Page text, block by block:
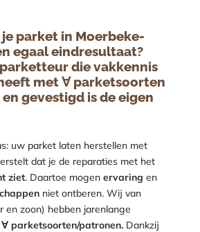
parket in Moerbeke-
egaal eindresultaat?
die vakkennis
met ∀ parketsoorten
gevestigd is de eigen
uw parket laten herstellen met
dat je de reparaties met het
ziet. Daartoe mogen ervaring en
niet ontberen. Wij van
en zoon) hebben jarenlange
∀parketsoorten/patronen. Dankzij